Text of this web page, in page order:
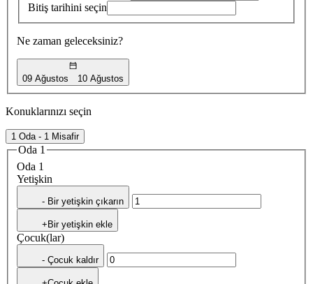
Bitiş tarihini seçin
Ne zaman geleceksiniz?
09 Ağustos 10 Ağustos
Konuklarınızı seçin
1 Oda - 1 Misafir
Oda 1
Oda 1
Yetişkin
- Bir yetişkin çıkarın
+Bir yetişkin ekle
Çocuk(lar)
- Çocuk kaldır